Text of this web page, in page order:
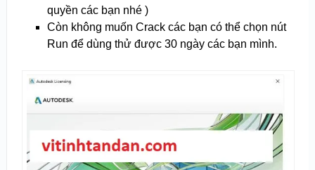
quyền các bạn nhé )
Còn không muốn Crack các bạn có thể chọn nút
Run để dùng thử được 30 ngày các bạn mình.